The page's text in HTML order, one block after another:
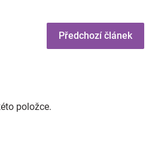
Předchozí článek
položce.